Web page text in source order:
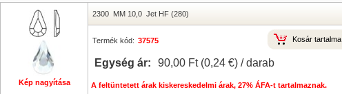
Kép nagyítása
2300 MM 10,0 Jet HF (280)
Termék kód: 37575 Kosár tartalma
Egység ár: 90,00 Ft‎ (0,24 €) / darab
A feltüntetett árak kiskereskedelmi árak, 27% ÁFA-t tartalmaznak.